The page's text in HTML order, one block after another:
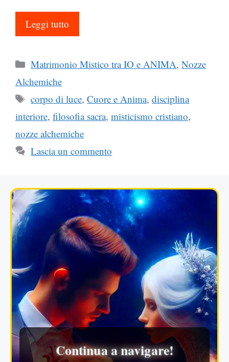
Leggi tutto
Categorie
Matrimonio Mistico tra IO e ANIMA,Nozze
Alchemiche
Tag
corpo di luce,Cuore e Anima,disciplina
interiore, filosofia sacra, misticismo cristiano,
nozze alchemiche
Lascia un commento
Continua a navigare!